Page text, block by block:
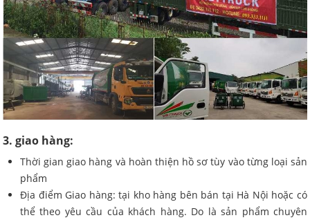
3. giao hàng:
Thời gian giao hàng và hoàn thiện hồ sơ tùy vào từng loại sản
phẩm
Địa điểm Giao hàng: tại kho hàng bên bán tại Hà Nội hoặc có
thể theo yêu cầu của khách hàng. Do là sản phẩm chuyên